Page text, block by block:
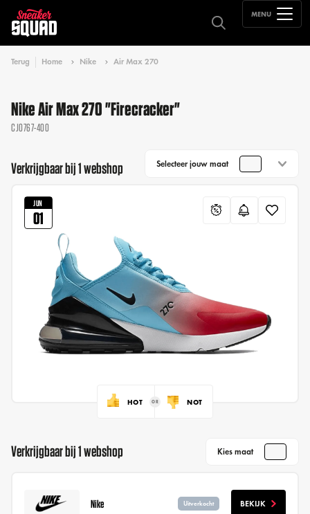
MENU
Terug Home Nike Air Max 270
Nike Air Max 270 "Firecracker"
CJ0767-400
Verkrijgbaar bij 1 webshop Selecteer jouw maat
JUN
01
HOT NOT
Verkrijgbaar bij 1 webshop Kies maat
Nike Uitverkocht BEKIJK